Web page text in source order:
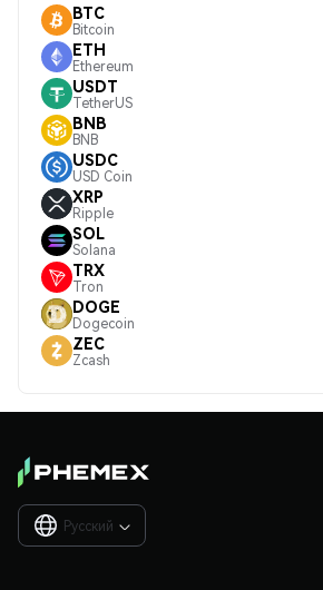
BTC
Bitcoin
ETH
Ethereum
USDT
TetherUS
BNB
BNB
USDC
USD Coin
XRP
Ripple
SOL
Solana
TRX
Tron
DOGE
Dogecoin
ZEC
Zcash
Русский 